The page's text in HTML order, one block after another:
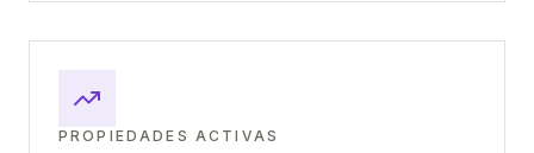
PROPIEDADES ACTIVAS